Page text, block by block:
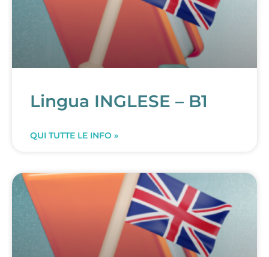
Lingua INGLESE – B1
QUI TUTTE LE INFO »